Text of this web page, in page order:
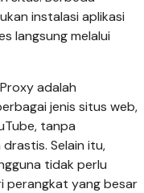
instalasi aplikasi
langsung melalui
adalah
jenis situs web,
tanpa
Selain itu,
tidak perlu
perangkat yang besar